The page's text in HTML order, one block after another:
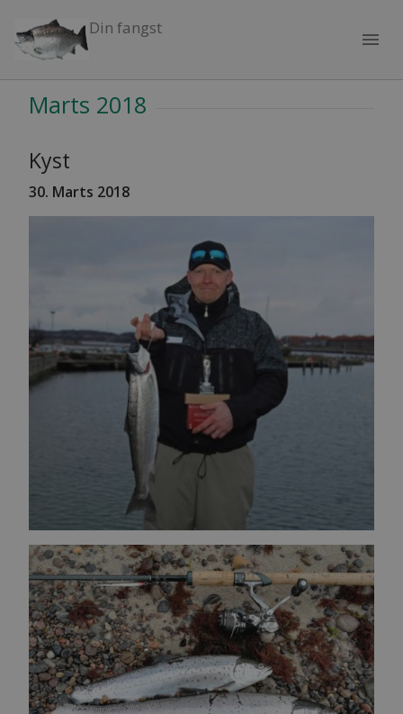
Din fangst
menu
Marts 2018
Kyst
30. Marts 2018